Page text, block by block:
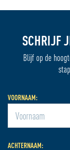
SCHRIJF
Blijf op de
VOORNAAM:
ACHTERNAAM: